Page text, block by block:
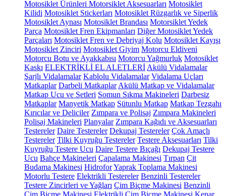
Motosiklet Ürünleri Motorsiklet Aksesuarları Motosiklet
Kilidi Motosiklet Stickerları Motosiklet Rüzgarlık ve Siperlik
Motosiklet Aynası Motosiklet Brandası Motorsiklet Yedek
Parça Motosiklet Fren Ekipmanları Diğer Motosiklet Yedek
Parçaları Motosiklet Fren ve Debriyaj Kolu Motosiklet Kayışı
Motosiklet Zinciri Motosiklet Giyim Motorcu Eldiveni
Motorcu Botu ve Ayakkabısı Motorcu Yağmurluk Motosiklet
Kaskı ELEKTRİKLİ EL ALETLERİ Akülü Vidalamalar
Şarjlı Vidalamalar Kablolu Vidalamalar Vidalama Uçları
Matkaplar Darbeli Matkaplar Akülü Matkap ve Vidalamalar
Matkap Ucu ve Setleri Somun Sıkma Makineleri Darbesiz
Matkaplar Manyetik Matkap Sütunlu Matkap Matkap Tezgahı
Kırıcılar ve Deliciler Zımpara ve Polisaj Zımpara Makineleri
Polisaj Makineleri Planyalar Zımpara Kağıdı ve Aksesuarları
Testereler Daire Testereler Dekupaj Testereler Çok Amaçlı
Testereler Tilki Kuyruğu Testereler Testere Aksesuarları Tilki
Kuyruğu Testere Ucu Daire Testere Bıçağı Dekupaj Testere
Ucu Bahçe Makineleri Çapalama Makinesi Tırpan Çit
Budama Makinesi HidroforYaprak Toplama Makinesi
Motorlu Testere Elektrikli Testereler Benzinli Testereler
Testere Zincirleri ve Yağları Çim Biçme Makinesi Benzinli
Çim Biçme Makinesi Elektrikli Çim Biçme Makinesi Kenar